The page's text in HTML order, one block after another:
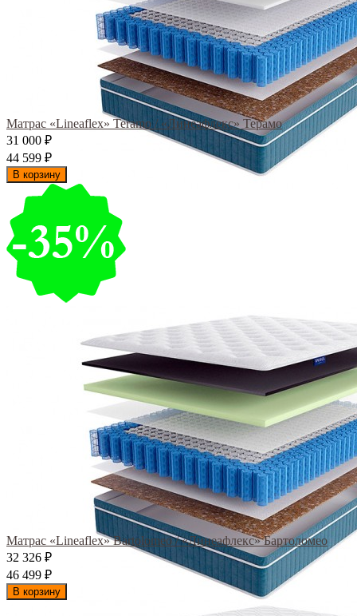
Матрас «Lineaflex» Teramo / «Линеафлекс» Терамо
31 000 ₽
44 599 ₽
В корзину
Матрас «Lineaflex» Bartolomeo / «Линеафлекс» Бартоломео
32 326 ₽
46 499 ₽
В корзину